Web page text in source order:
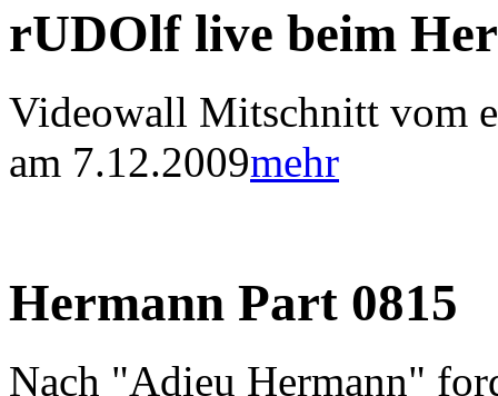
rUDOlf live beim
Videowall Mitschnitt vom
am 7.12.2009mehr
Hermann Part 0815
Nach "Adieu Hermann"